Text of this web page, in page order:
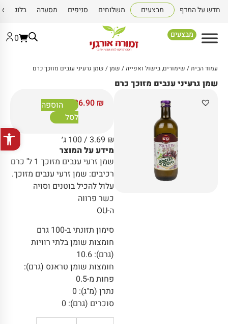
פתח
חדש על המדף מבצעים משלוחים סניפים מסעדה בלוג
מבצעים 0
עמוד הבית/ שימורים, בישול ואפייה/ שמן/ שמן גרעיני ענבים מזוכך כרם
שמן גרעיני ענבים מזוכך כרם
36.90 ₪
הוספה
לסל
3.69 ₪
/ 100 ג׳
מידע על המוצר
שמן זרעי ענבים מזוכך 1 ל' כרם
רכיבים: שמן זרעי ענבים מזוכך.
עלול להכיל בוטנים וסויה
כשר פרווה
ה-OU
סימון תזונתי ב-100 גרם
חומצות שומן בלתי רוויות
(גרם): 10.6
חומצות שומן טראנס (גרם):
פחות מ-0.5
נתרן (מ"ג): 0
סוכרים (גרם): 0